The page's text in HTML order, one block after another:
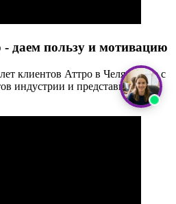
- даем пользу и мотивацию
клиентов Аттро в Челябинске с
индустрии и представителей